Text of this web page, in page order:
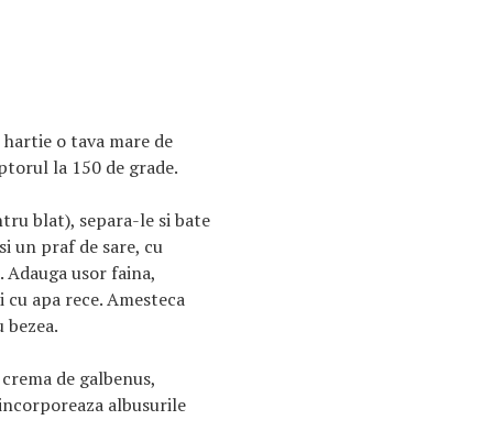
o tava mare de
la 150 de grade.
blat), separa-le si bate
un praf de sare, cu
usor faina,
apa rece. Amesteca
de galbenus,
albusurile